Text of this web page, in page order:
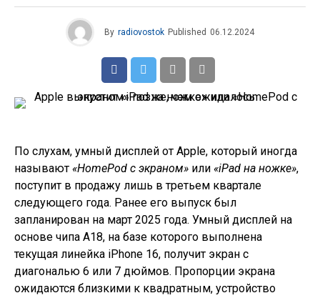
By radiovostok Published 06.12.2024
По слухам, умный дисплей от Apple, который иногда
называют «HomePod с экраном» или «iPad на ножке»,
поступит в продажу лишь в третьем квартале
следующего года. Ранее его выпуск был
запланирован на март 2025 года. Умный дисплей на
основе чипа A18, на базе которого выполнена
текущая линейка iPhone 16, получит экран с
диагональю 6 или 7 дюймов. Пропорции экрана
ожидаются близкими к квадратным, устройство